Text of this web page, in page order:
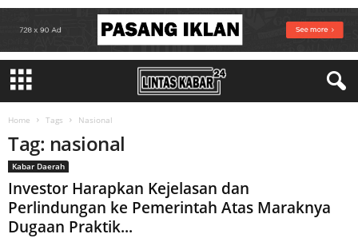
Home Tags Nasional
Tag: nasional
Kabar Daerah
Investor Harapkan Kejelasan dan
Perlindungan ke Pemerintah Atas Maraknya
Dugaan Praktik...